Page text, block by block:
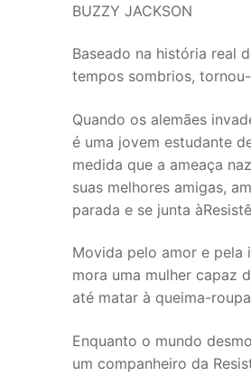
BUZZY JACKSON
Baseado na história real
tempos sombrios,
Quando os alemães
é uma jovem estudante
medida que a ameaça
suas melhores amigas,
parada e se junta
Movida pelo amor e pela
mora uma mulher capaz
até matar à queima-
Enquanto o mundo
um companheiro da